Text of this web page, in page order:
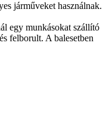
járműveket használnak.
egy munkásokat szállító
felborult. A balesetben